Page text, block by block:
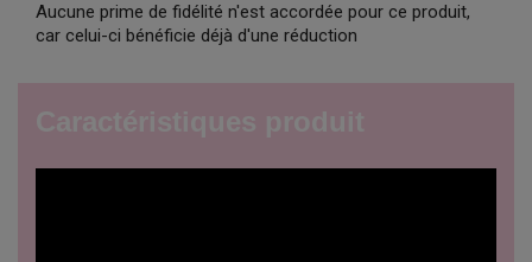
Aucune prime de fidélité n'est accordée pour ce produit,
car celui-ci bénéficie déjà d'une réduction